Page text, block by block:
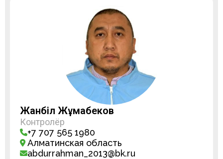
Жанәбіл Жұмабеков
Контролёр
+7 707 565 1980
Алматинская область
abdurrahman_2013@bk.ru